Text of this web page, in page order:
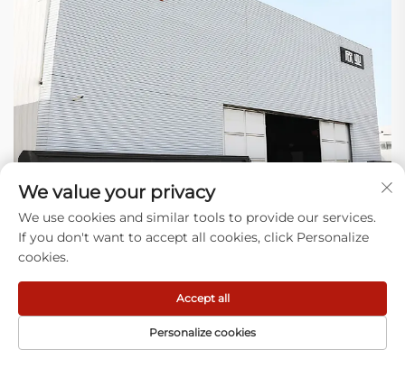
Warum uns wählen
1) Expertise: Wir konzentrieren uns darauf, Anlagen zur
Herstellung von Kunststoffbeuteln zu bauen und reale
Probleme auf Ihrer Produktionslinie (Verstopfungen, Abfall)
We value your privacy
We use cookies and similar tools to provide our services.
If you don't want to accept all cookies, click Personalize
cookies.
Personalize cookies
Accept all